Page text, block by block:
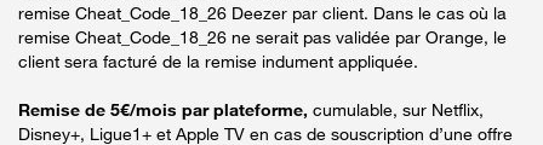
remise Cheat_Code_18_26 Deezer par client. Dans le cas où la
remise Cheat_Code_18_26 ne serait pas validée par Orange, le
client sera facturé de la remise indument appliquée.
Remise de 5€/mois par plateforme, cumulable, sur Netflix,
Disney+, Ligue1+ et Apple TV en cas de souscription d’une offre